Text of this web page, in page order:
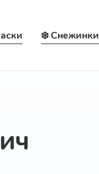
❄️ Снежинки